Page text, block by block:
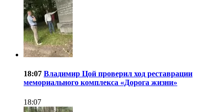
18:07 Владимир Цой проверил ход реставрации
мемориального комплекса «Дорога жизни»
18:07